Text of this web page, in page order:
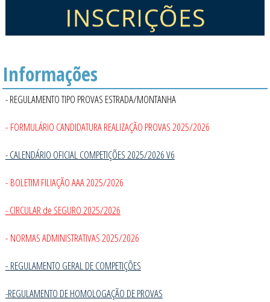
Informações
- REGULAMENTO TIPO PROVAS ESTRADA/MONTANHA
- FORMULÁRIO CANDIDATURA REALIZAÇÃO PROVAS 2025/2026
- CALENDÁRIO OFICIAL COMPETIÇÕES 2025/2026 V6
- BOLETIM FILIAÇÃO AAA 2025/2026
- CIRCULAR de SEGURO 2025/2026
- NORMAS ADMINISTRATIVAS 2025/2026
- REGULAMENTO GERAL DE COMPETIÇÕES
-REGULAMENTO DE HOMOLOGAÇÃO DE PROVAS